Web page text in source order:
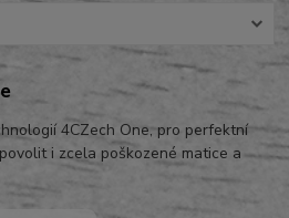
4CZech One, pro perfektní
i zcela poškozené matice a